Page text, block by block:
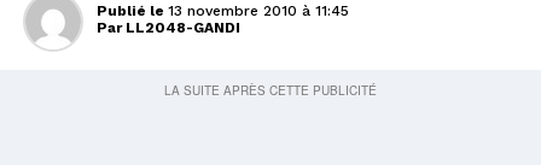
Publié le 13 novembre 2010 à 11:45
Par LL2048-GANDI